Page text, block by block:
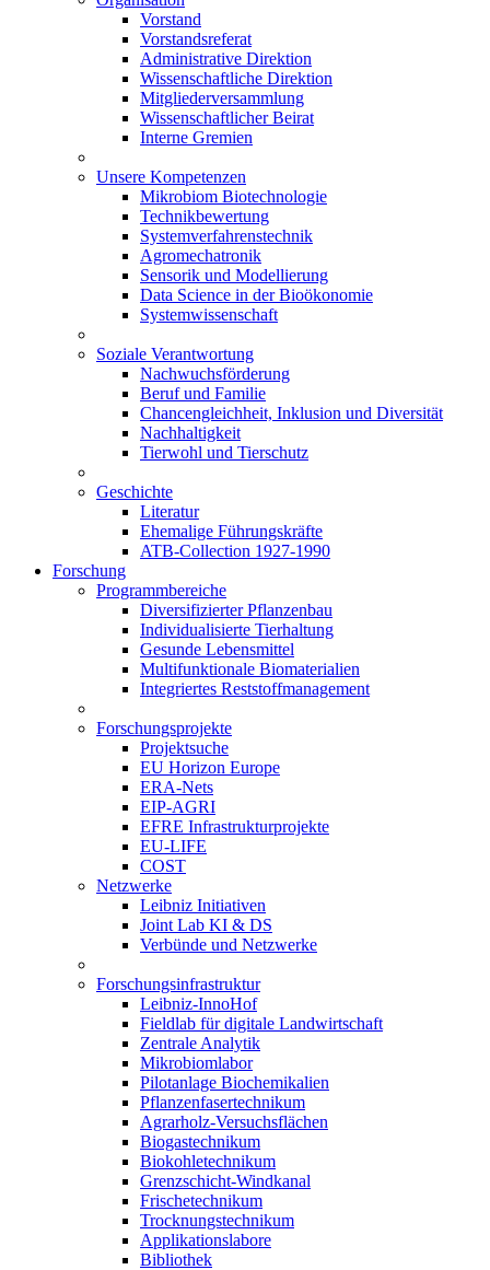
Vorstand
Vorstandsreferat
Administrative Direktion
Wissenschaftliche Direktion
Mitgliederversammlung
Wissenschaftlicher Beirat
Interne Gremien
Unsere Kompetenzen
Mikrobiom Biotechnologie
Technikbewertung
Systemverfahrenstechnik
Agromechatronik
Sensorik und Modellierung
Data Science in der Bioökonomie
Systemwissenschaft
Soziale Verantwortung
Nachwuchsförderung
Beruf und Familie
Chancengleichheit, Inklusion und Diversität
Nachhaltigkeit
Tierwohl und Tierschutz
Geschichte
Literatur
Ehemalige Führungskräfte
ATB-Collection 1927-1990
Forschung
Programmbereiche
Diversifizierter Pflanzenbau
Individualisierte Tierhaltung
Gesunde Lebensmittel
Multifunktionale Biomaterialien
Integriertes Reststoffmanagement
Forschungsprojekte
Projektsuche
EU Horizon Europe
ERA-Nets
EIP-AGRI
EFRE Infrastrukturprojekte
EU-LIFE
COST
Netzwerke
Leibniz Initiativen
Joint Lab KI & DS
Verbünde und Netzwerke
Forschungsinfrastruktur
Leibniz-InnoHof
Fieldlab für digitale Landwirtschaft
Zentrale Analytik
Mikrobiomlabor
Pilotanlage Biochemikalien
Pflanzenfasertechnikum
Agrarholz-Versuchsflächen
Biogastechnikum
Biokohletechnikum
Grenzschicht-Windkanal
Frischetechnikum
Trocknungstechnikum
Applikationslabore
Bibliothek